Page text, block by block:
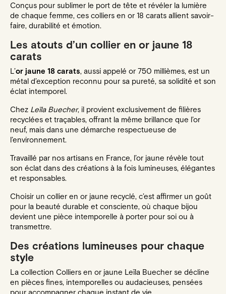
Conçus pour sublimer le port de tête et révéler la lumière
de chaque femme, ces colliers en or 18 carats allient savoir-
faire, durabilité et émotion.
Les atouts d’un collier en or jaune 18
carats
L’or jaune 18 carats, aussi appelé or 750 millièmes, est un
métal d’exception reconnu pour sa pureté, sa solidité et son
éclat intemporel.
Chez Leïla Buecher, il provient exclusivement de filières
recyclées et traçables, offrant la même brillance que l’or
neuf, mais dans une démarche respectueuse de
l’environnement.
Travaillé par nos artisans en France, l’or jaune révèle tout
son éclat dans des créations à la fois lumineuses, élégantes
et responsables.
Choisir un collier en or jaune recyclé, c’est affirmer un goût
pour la beauté durable et consciente, où chaque bijou
devient une pièce intemporelle à porter pour soi ou à
transmettre.
Des créations lumineuses pour chaque
style
La collection Colliers en or jaune Leïla Buecher se décline
en pièces fines, intemporelles ou audacieuses, pensées